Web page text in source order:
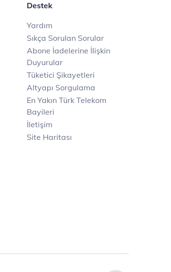
Destek
Yardım
Sıkça Sorulan Sorular
Abone İadelerine İlişkin
Duyurular
Tüketici Şikayetleri
Altyapı Sorgulama
En Yakın Türk Telekom
Bayileri
İletişim
Site Haritası